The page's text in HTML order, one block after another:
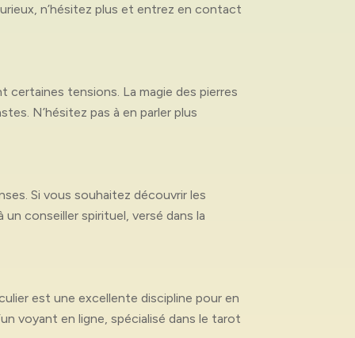
n’hésitez plus et entrez en contact
tensions. La magie des pierres
N’hésitez pas à en parler plus
Si vous souhaitez découvrir les
conseiller spirituel, versé dans la
est une excellente discipline pour en
voyant en ligne, spécialisé dans le tarot